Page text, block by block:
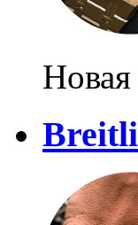
Новая